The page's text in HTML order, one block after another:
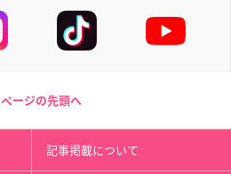
ページの先頭へ
記事掲載について